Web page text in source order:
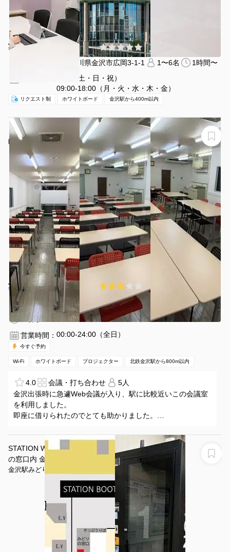
¥4400 〜 ¥4400 /時間
(0件)
石川県金沢市広岡3-1-1 1〜6名
1時間〜
休日（土・日・祝）
09:00-18:00（月・火・水・木・金）
リクエスト制 ホワイトボード 金沢駅から400m以内
【お気軽会議室金沢安江町103号室】金沢駅徒歩8分、24
時間・35名、WiFi、プロジェクター＆100インチスクリ
ーン、貸会議室、テレワーク、セミナー、勉強会に
【お気軽会議室金沢安江町103号室】
¥1650 〜 ¥1650 3.0
北鉄金沢駅 徒歩9分
石川県金沢市安江町11-13
1〜35名
2時間〜
営業時間： 00:00-24:00（全日）
今すぐ予約
Wi-Fi ホワイトボード プロジェクター 北鉄金沢駅から800m以内
4.0 会議・打ち合わせ
5人
金沢出張時に急遽Web会議が入り、駅に比較近いこの会議室
を利用しました。
即座に借りられたのでとても助かりました。
からアクセスするにもさほど遠くありませんでした（徒歩10
分弱）。
建物はかなり古く、それなりの香りもしましたが、強力な換
気扇のおかげでそれほど気になりませんでした。
Wifiはとても早かったです。
STATION WORK（ステーションワーク） 金沢駅みどり
の窓口内 金沢 BOOTH1
金沢駅みどりの窓口内